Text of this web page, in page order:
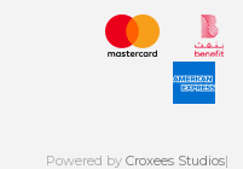
Powered by Croxees Studios